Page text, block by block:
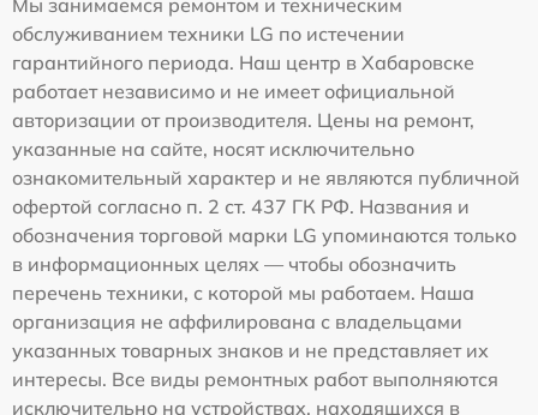
Мы занимаемся ремонтом и техническим
обслуживанием техники LG по истечении
гарантийного периода. Наш центр в Хабаровске
работает независимо и не имеет официальной
авторизации от производителя. Цены на ремонт,
указанные на сайте, носят исключительно
ознакомительный характер и не являются публичной
офертой согласно п. 2 ст. 437 ГК РФ. Названия и
обозначения торговой марки LG упоминаются только
в информационных целях — чтобы обозначить
перечень техники, с которой мы работаем. Наша
организация не аффилирована с владельцами
указанных товарных знаков и не представляет их
интересы. Все виды ремонтных работ выполняются
исключительно на устройствах, находящихся в